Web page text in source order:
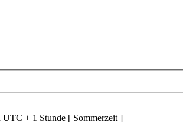
UTC + 1 Stunde [ Sommerzeit ]